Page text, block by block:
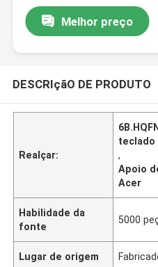
Melhor preço
DESCRIçãO DE PRODUTO
Realçar:
teclado
,
Apoio
Acer
Habilidade da
fonte
5000
Lugar de origem